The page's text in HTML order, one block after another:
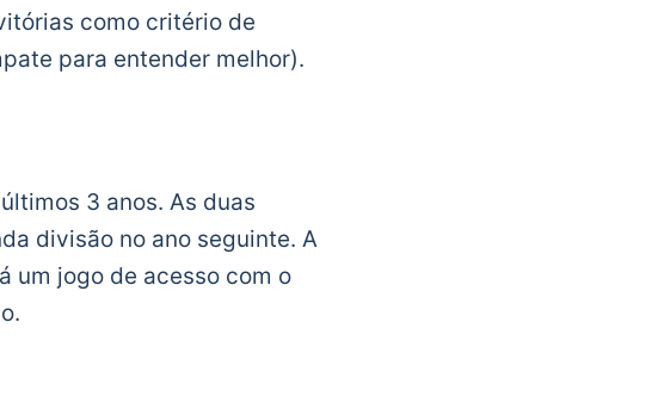
como critério de
para entender melhor).
3 anos. As duas
divisão no ano seguinte. A
um jogo de acesso com o